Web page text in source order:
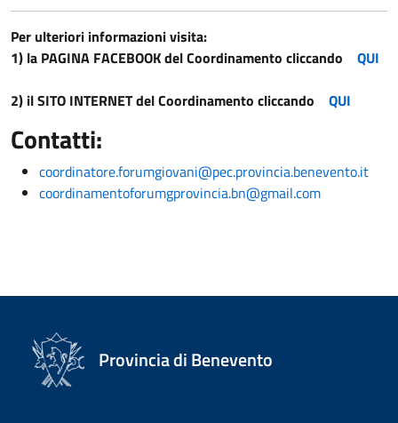
Per ulteriori informazioni visita:
1) la PAGINA FACEBOOK del Coordinamento cliccando QUI
2) il SITO INTERNET del Coordinamento cliccando QUI
Contatti:
coordinatore.forumgiovani@pec.provincia.benevento.it
coordinamentoforumgprovincia.bn@gmail.com
Provincia di Benevento